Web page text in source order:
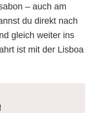
– auch am
du direkt nach
gleich weiter ins
ist mit der Lisboa